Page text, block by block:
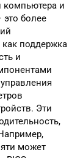
компьютера и
это более
поддержка
и
Эти
может